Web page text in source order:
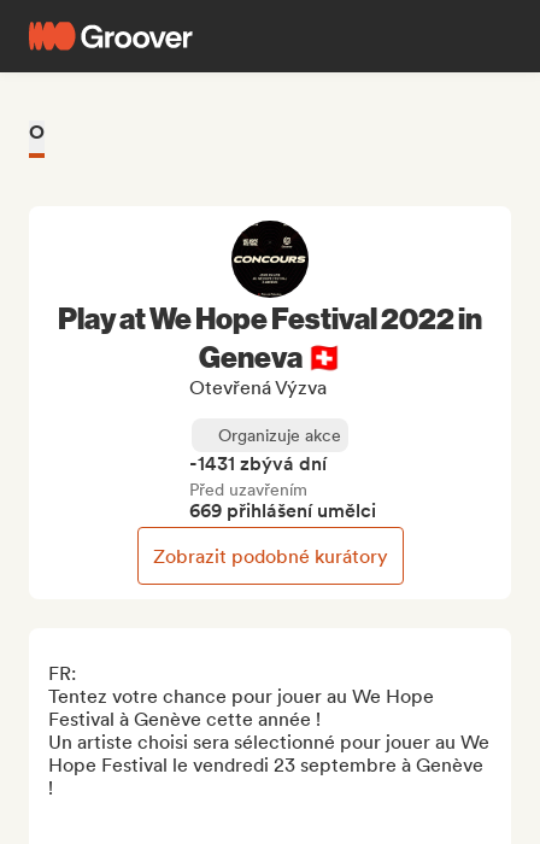
O
FR:
Tentez votre chance pour jouer au We Hope
Festival à Genève cette année !
Un artiste choisi sera sélectionné pour jouer au We
Hope Festival le vendredi 23 septembre à Genève
!
Play at We Hope Festival 2022 in
Geneva 🇨🇭
Otevřená Výzva
Organizuje akce
-1431 zbývá dní
Před uzavřením
669 přihlášení umělci
Zobrazit podobné kurátory